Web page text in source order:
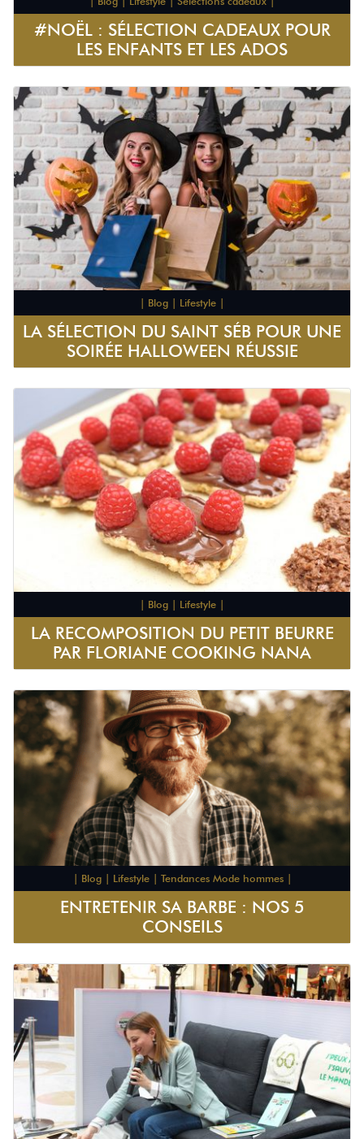
#NOËL : SÉLECTION CADEAUX POUR
LES ENFANTS ET LES ADOS
| Blog | Lifestyle |
LA SÉLECTION DU SAINT SÉB POUR UNE
SOIRÉE HALLOWEEN RÉUSSIE
| Blog | Lifestyle |
LA RECOMPOSITION DU PETIT BEURRE
PAR FLORIANE COOKING NANA
| Blog | Lifestyle | Tendances Mode hommes |
ENTRETENIR SA BARBE : NOS 5
CONSEILS